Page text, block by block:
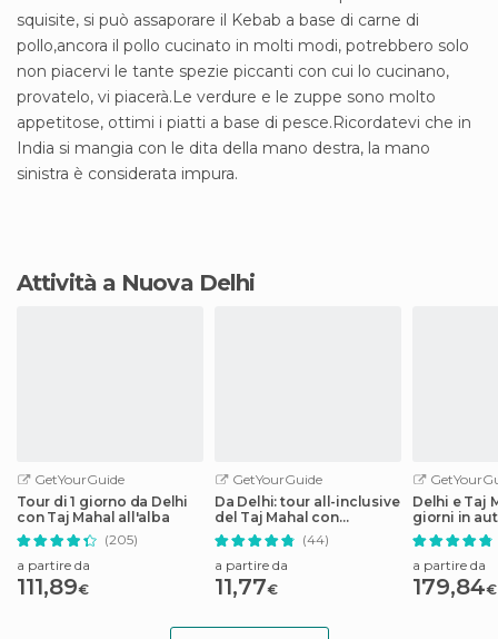
squisite, si può assaporare il Kebab a base di carne di
pollo,ancora il pollo cucinato in molti modi, potrebbero solo
non piacervi le tante spezie piccanti con cui lo cucinano,
provatelo, vi piacerà.Le verdure e le zuppe sono molto
appetitose, ottimi i piatti a base di pesce.Ricordatevi che in
India si mangia con le dita della mano destra, la mano
sinistra è considerata impura.
Attività a Nuova Delhi
GetYourGuide
Tour di 1 giorno da Delhi
con Taj Mahal all'alba
(205)
a partire da
111,89€
GetYourGuide
Da Delhi: tour all-inclusive
del Taj Mahal con
Gatimaan Express
(44)
a partire da
11,77€
Delhi e Taj
giorni in
a partire da
179,84€